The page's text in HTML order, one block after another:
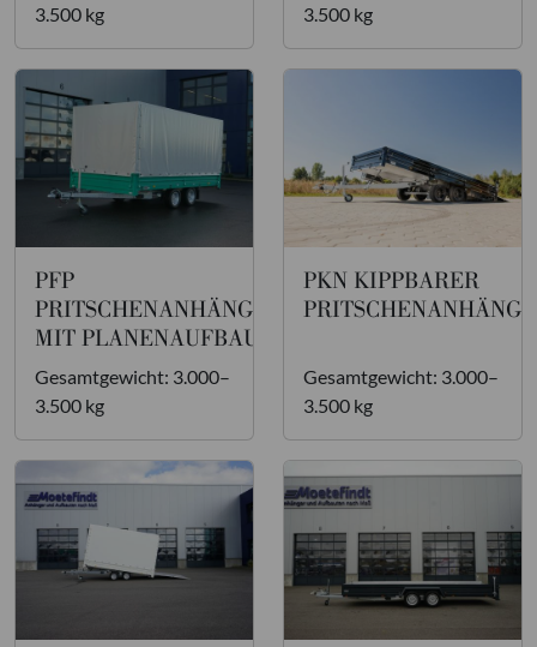
3.500 kg
3.500 kg
PFP
PRITSCHENANHÄNGER
MIT PLANENAUFBAU
Gesamtgewicht: 3.000–
3.500 kg
PKN KIPPBARER
Gesamtgewicht: 3.000–
3.500 kg